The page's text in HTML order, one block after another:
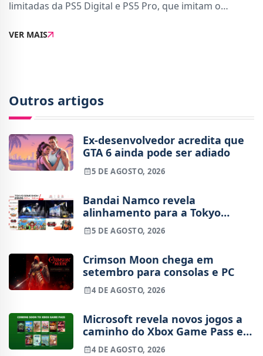
limitadas da PS5 Digital e PS5 Pro, que imitam o
à Reebok para lançar três pares d
VER MAIS
Outros artigos
Ex-desenvolvedor acredita que
GTA 6 ainda pode ser adiado
5 DE AGOSTO, 2026
Bandai Namco revela
alinhamento para a Tokyo
Game Show 2026
5 DE AGOSTO, 2026
Crimson Moon chega em
setembro para consolas e PC
4 DE AGOSTO, 2026
Microsoft revela novos jogos a
caminho do Xbox Game Pass em
agosto
4 DE AGOSTO, 2026